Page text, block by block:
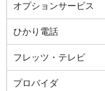
オプションサービス
ひかり電話
フレッツ・テレビ
プロバイダ